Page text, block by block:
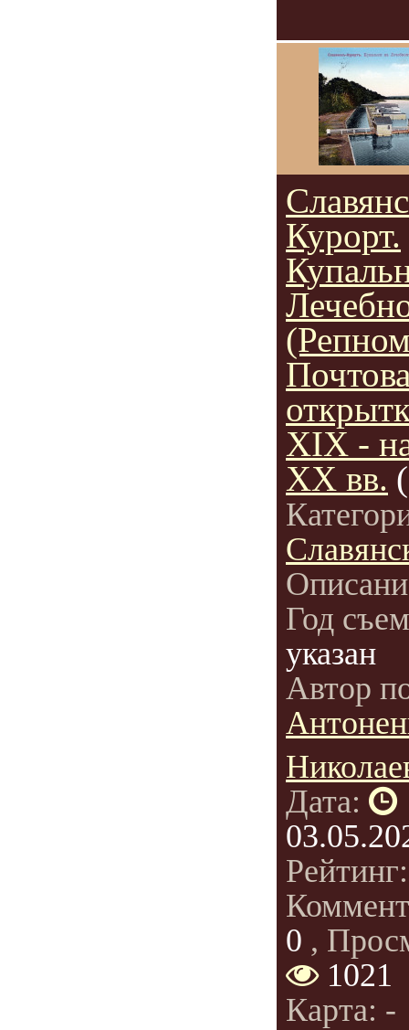
Курорт.
XIX -
XX вв.
Год
указан
Автор
Дата:
0 ,
1021
Карта: -